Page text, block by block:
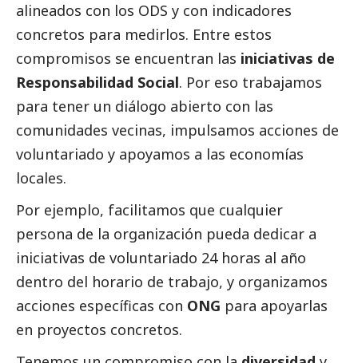
alineados con los ODS y con indicadores
concretos para medirlos. Entre estos
compromisos se encuentran las iniciativas de
Responsabilidad Social. Por eso trabajamos
para tener un diálogo abierto con las
comunidades vecinas, impulsamos acciones de
voluntariado y apoyamos a las economías
locales.
Por ejemplo, facilitamos que cualquier
persona de la organización pueda dedicar a
iniciativas de voluntariado 24 horas al año
dentro del horario de trabajo, y organizamos
acciones específicas con ONG para apoyarlas
en proyectos concretos.